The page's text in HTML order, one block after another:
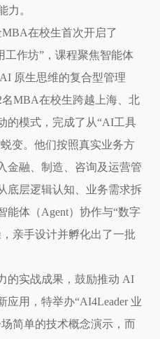
力。
在校生首次开启了
作坊”，课程聚焦智能体
原生思维的复合型管理
MBA在校生跨越上海、北
的模式，完成了从“AI工具
变。他们按照真实业务方
金融、制造、咨询及运营管
底层逻辑认知、业务需求拆
能体（Agent）协作与“数字
亲手设计并孵化出了一批
的实战成果，鼓励推动 AI
用，特举办“AI4Leader 业
简单的技术概念演示，而